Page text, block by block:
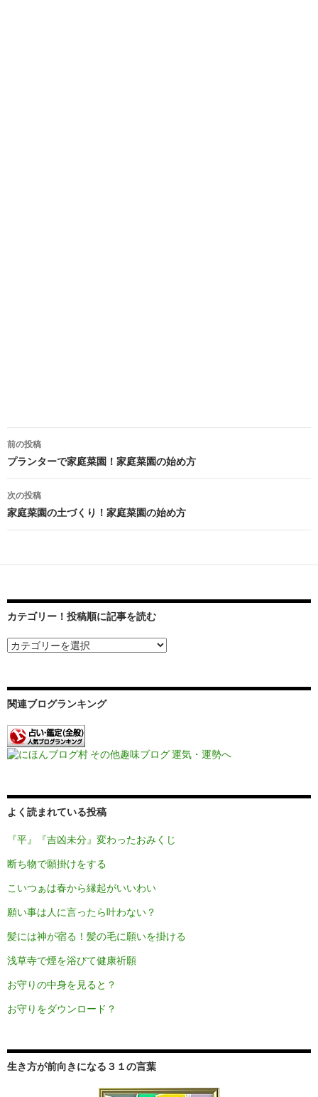
投
稿
ナ
ゲ
シ
ョ
前の投稿
プランターで家庭菜園！家庭菜園の始め方
次の投稿
家庭菜園の土づくり！家庭菜園の始め方
カテゴリー！投稿順に記事を読む
関連ブログランキング
よく読まれている投稿
『平』『吉凶未分』変わったおみくじ
断ち物で願掛けをする
こいつぁは春から縁起がいいわい
願い事は人に言ったら叶わない？
髪には神が宿る！髪の毛に願いを掛ける
浅草寺で煙を浴びて健康祈願
お守りの中身を見ると？
お守りをダウンロード？
生き方が前向きになる３１の言葉